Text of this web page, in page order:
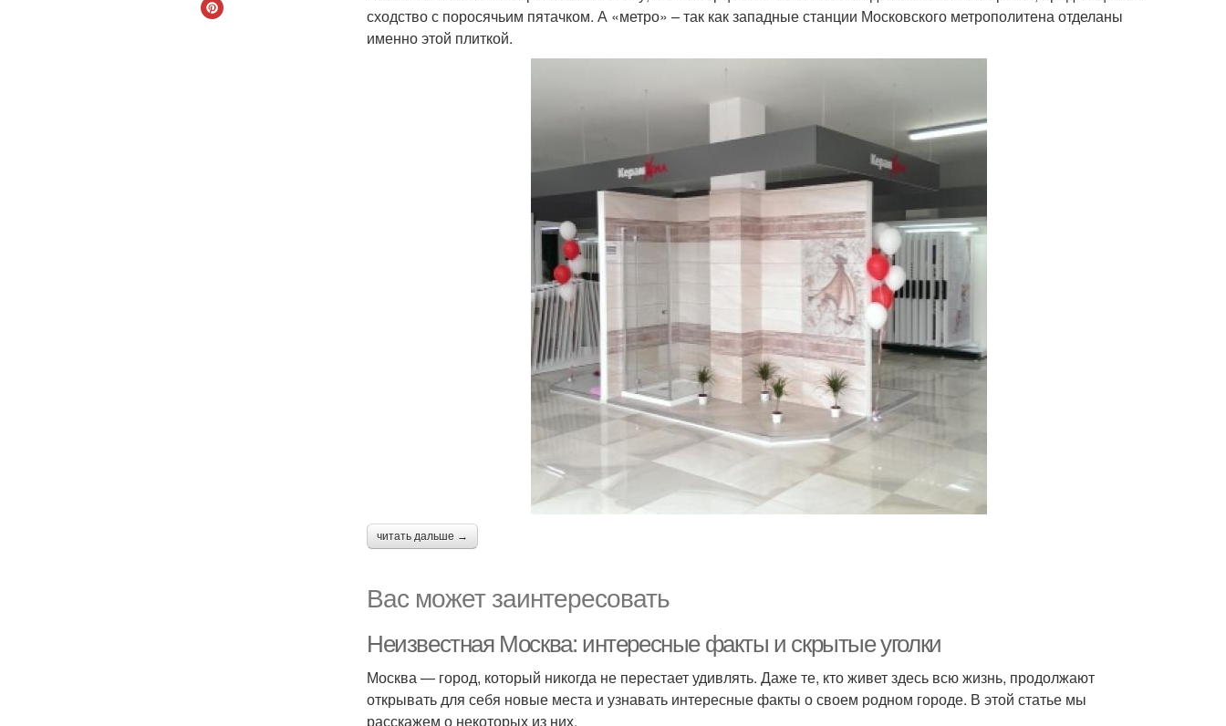
сходство с поросячьим пятачком. А «метро» – так как западные станции Московского метрополитена отделаны
именно этой плиткой.
читать дальше →
Вас может заинтересовать
Неизвестная Москва: интересные факты и скрытые уголки
Москва — город, который никогда не перестает удивлять. Даже те, кто живет здесь всю жизнь, продолжают
открывать для себя новые места и узнавать интересные факты о своем родном городе. В этой статье мы
расскажем о некоторых из них.